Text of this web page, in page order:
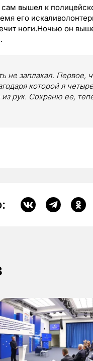
сам вышел к
его
ноги.Ночью он
не заплакал. Первое,
которой я
рук. Сохраню ее,